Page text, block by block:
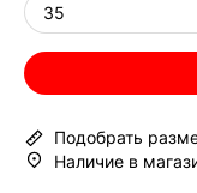
35
Подобрать
Наличие в